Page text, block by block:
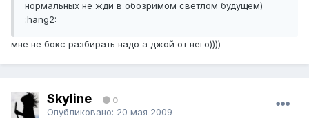
нормальных не жди в обозримом светлом будущем)
:hang2:
мне не бокс разбирать надо а джой от него))))
Skyline 0
Опубликовано: 20 мая 2009